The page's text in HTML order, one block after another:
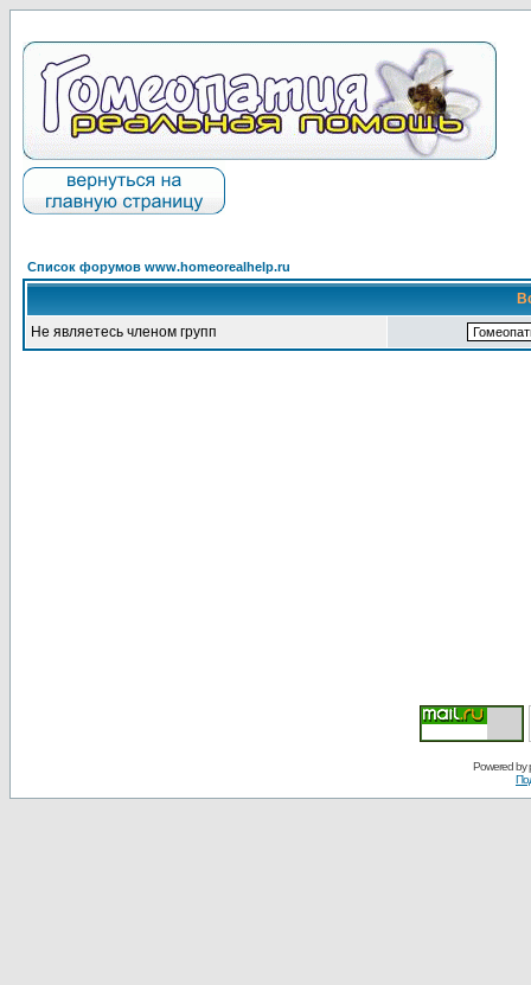
Список форумов www.homeorealhelp.ru
Не являетесь членом групп
Powered by